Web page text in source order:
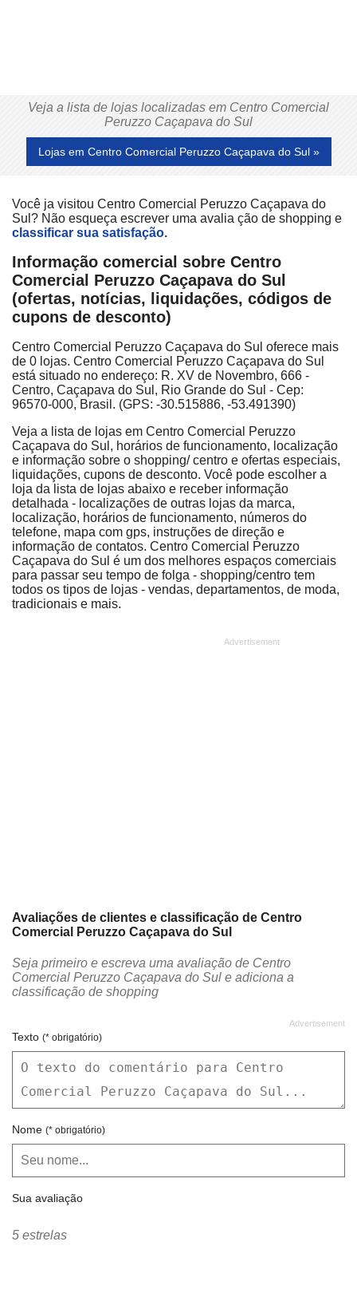
Veja a lista de lojas localizadas em Centro Comercial
Peruzzo Caçapava do Sul
Lojas em Centro Comercial Peruzzo Caçapava do Sul »
Você ja visitou Centro Comercial Peruzzo Caçapava do
Sul? Não esqueça escrever uma avalia ção de shopping e
classificar sua satisfação.
Informação comercial sobre Centro
Comercial Peruzzo Caçapava do Sul
(ofertas, notícias, liquidações, códigos de
cupons de desconto)
Centro Comercial Peruzzo Caçapava do Sul oferece mais
de 0 lojas. Centro Comercial Peruzzo Caçapava do Sul
está situado no endereço: R. XV de Novembro, 666 -
Centro, Caçapava do Sul, Rio Grande do Sul - Cep:
96570-000, Brasil. (GPS: -30.515886, -53.491390)
Veja a lista de lojas em Centro Comercial Peruzzo
Caçapava do Sul, horários de funcionamento, localização
e informação sobre o shopping/ centro e ofertas especiais,
liquidações, cupons de desconto. Você pode escolher a
loja da lista de lojas abaixo e receber informação
detalhada - localizações de outras lojas da marca,
localização, horários de funcionamento, números do
telefone, mapa com gps, instruções de direção e
informação de contatos. Centro Comercial Peruzzo
Caçapava do Sul é um dos melhores espaços comerciais
para passar seu tempo de folga - shopping/centro tem
todos os tipos de lojas - vendas, departamentos, de moda,
tradicionais e mais.
Avaliações de clientes e classificação de Centro
Comercial Peruzzo Caçapava do Sul
Seja primeiro e escreva uma avaliação de Centro
Comercial Peruzzo Caçapava do Sul e adiciona a
classificação de shopping
Texto (* obrigatório)
Nome (* obrigatório)
Sua avaliação
5 estrelas